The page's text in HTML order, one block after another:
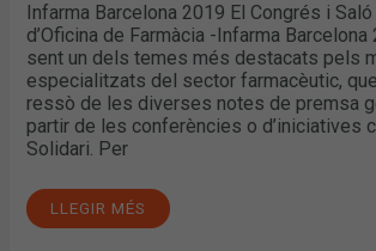
Infarma Barcelona 2019 El Congrés i Saló
d’Oficina de Farmàcia -Infarma
sent un dels temes més destacats pels
especialitzats del sector farmacèutic,
ressò de les diverses notes de premsa
partir de les conferències o d’iniciatives
Solidari. Per
LLEGIR MÉS